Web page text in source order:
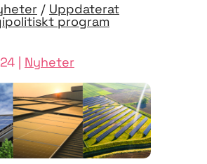
/ Uppdaterat
program
| Nyheter